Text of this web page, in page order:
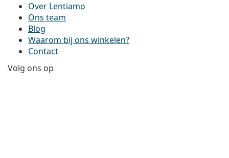
Over Lentiamo
Ons team
Blog
Waarom bij ons winkelen?
Contact
Volg ons op